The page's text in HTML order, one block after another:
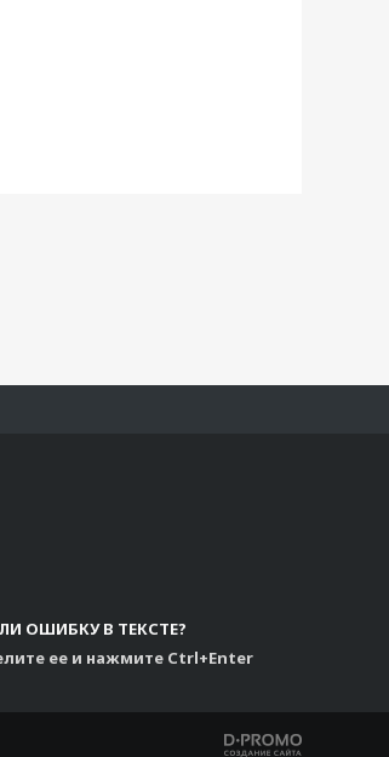
ОШИБКУ В ТЕКСТЕ?
ее и нажмите Ctrl+Enter